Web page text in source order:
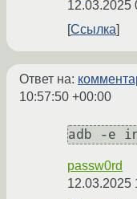
12.03.2025
Ссылка
Ответ на:
10:57:50 +00:00
passw0rd
12.03.2025